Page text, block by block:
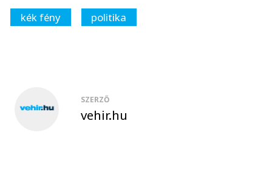
kék fény politika
SZERZŐ
vehir.hu